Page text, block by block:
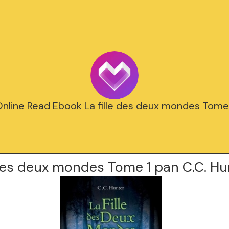
Read Ebook La fille des deux mondes Tome
deux mondes Tome 1 pan C.C.